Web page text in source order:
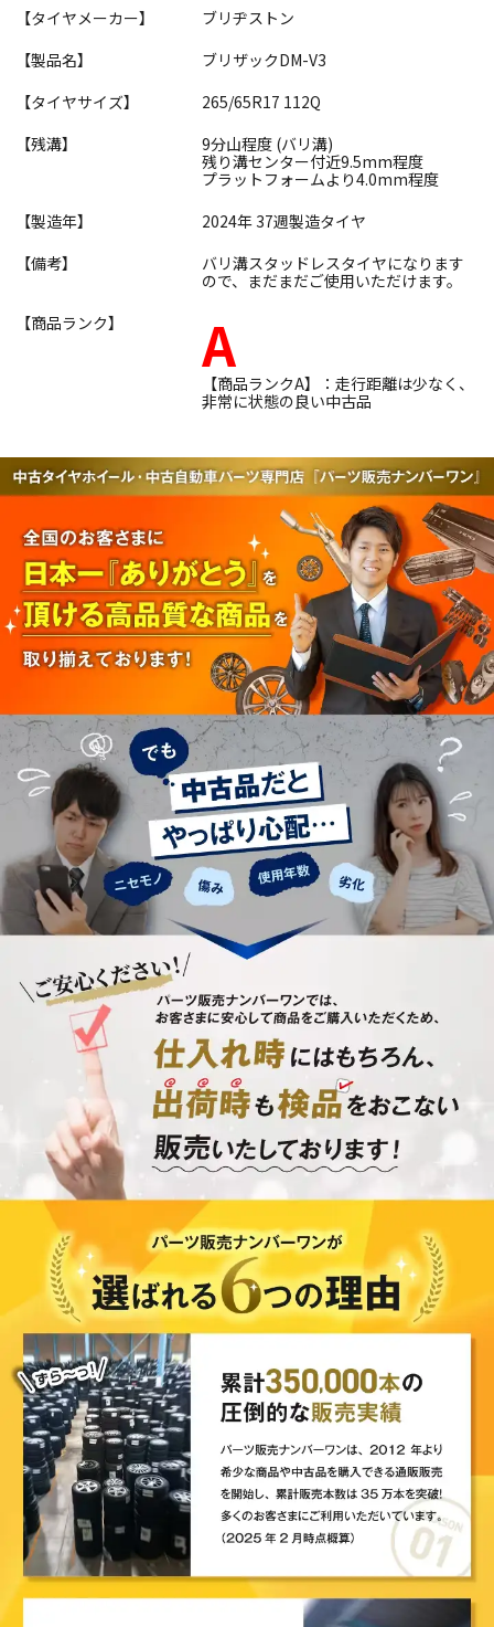
【タイヤメーカー】
ブリヂストン
【製品名】
ブリザックDM-V3
【タイヤサイズ】
265/65R17 112Q
【残溝】
9分山程度 (バリ溝)
残り溝センター付近9.5mm程度
プラットフォームより4.0mm程度
【製造年】
2024年 37週製造タイヤ
【備考】
バリ溝スタッドレスタイヤになります
ので、まだまだご使用いただけます。
【商品ランク】
A
【商品ランクA】：走行距離は少なく、
非常に状態の良い中古品